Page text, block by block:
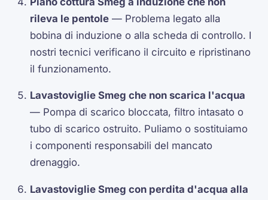
rileva le pentole — Problema legato alla
bobina di induzione o alla scheda di controllo. I
nostri tecnici verificano il circuito e ripristinano
il funzionamento.
Lavastoviglie Smeg che non scarica l'acqua
— Pompa di scarico bloccata, filtro intasato o
tubo di scarico ostruito. Puliamo o sostituiamo
i componenti responsabili del mancato
drenaggio.
Lavastoviglie Smeg con perdita d'acqua alla